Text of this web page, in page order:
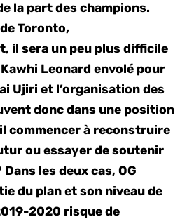
la part des champions.
Toronto,
il sera un peu plus difficile
Leonard envolé pour
Ujiri et l’organisation des
donc dans une position
commencer à reconstruire
ou essayer de soutenir
les deux cas, OG
du plan et son niveau de
2020 risque de